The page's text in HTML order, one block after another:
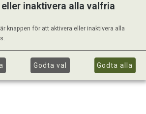
inaktivera alla valfria
knappen för att aktivera eller inaktivera alla
Godta val Godta alla